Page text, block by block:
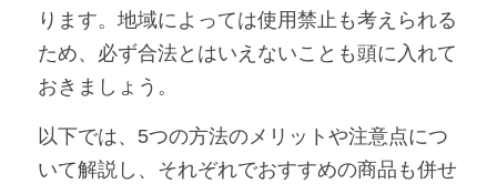
ります。地域によっては使用禁止も考えられる
ため、必ず合法とはいえないことも頭に入れて
おきましょう。
以下では、5つの方法のメリットや注意点につ
いて解説し、それぞれでおすすめの商品も併せ